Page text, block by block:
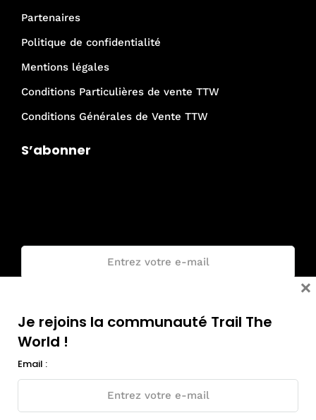
Partenaires
Politique de confidentialité
Mentions légales
Conditions Particulières de vente TTW
Conditions Générales de Vente TTW
S’abonner
Je rejoins la communauté Trail The
World !
Email :
×